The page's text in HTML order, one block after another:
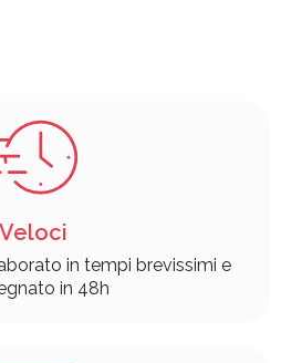
Veloci
in tempi brevissimi e
in 48h